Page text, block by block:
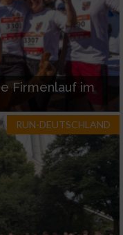
Firmenlauf im
RUN-DEUTSCHLAND